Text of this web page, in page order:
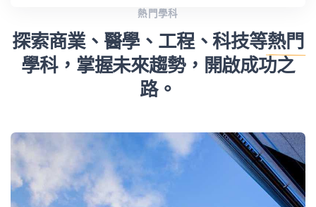
熱門學科
探索商業、醫學、工程、科技等熱門
學科，掌握未來趨勢，開啟成功之
路。